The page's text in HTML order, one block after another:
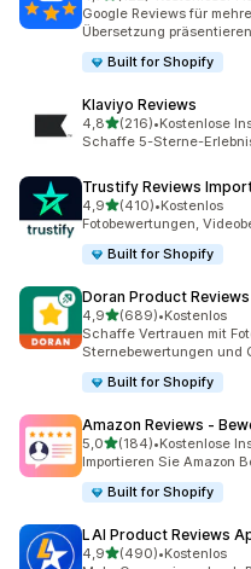
Google Reviews für
Übersetzung präsentieren
Built for Shopify
Klaviyo Reviews
4,8von 5 Sternen
(216)
216 Rezensionen
•Kostenlose
Schaffe 5-Sterne-
Trustify Reviews
4,9von 5 Sternen
(410)
410 Rezensionen
•Kostenlos
Fotobewertungen,
Built for Shopify
Doran Product
4,9von 5 Sternen
(689)
689 Rezensionen
•Kostenlos
Schaffe Vertrauen mit
Sternebewertungen und
Built for Shopify
Amazon Reviews ‑
5,0von 5 Sternen
(184)
184 Rezensionen
•Kostenlose
Importieren Sie Amazon
Built for Shopify
LAI Product Reviews
4,9von 5 Sternen
(490)
490 Rezensionen
•Kostenlos